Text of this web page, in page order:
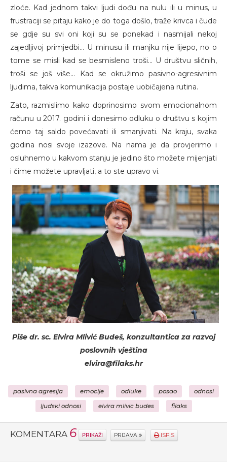
zloće. Kad jednom takvi ljudi dođu na nulu ili u minus, u
frustraciji se pitaju kako je do toga došlo, traže krivca i čude
se gdje su svi oni koji su se ponekad i nasmijali nekoj
zajedljivoj primjedbi... U minusu ili manjku nije lijepo, no o
tome se misli kad se besmisleno troši... U društvu sličnih,
troši se još više... Kad se okružimo pasivno-agresivnim
ljudima, takva komunikacija postaje uobičajena rutina.
Zato, razmislimo kako doprinosimo svom emocionalnom
računu u 2017. godini i donesimo odluku o društvu s kojim
ćemo taj saldo povećavati ili smanjivati. Na kraju, svaka
godina nosi svoje izazove. Na nama je da provjerimo i
osluhnemo u kakvom stanju je jedino što možete mijenjati
i čime možete upravljati, a to ste upravo vi.
Piše dr. sc. Elvira Mlivić Budeš, konzultantica za razvoj
poslovnih vještina
elvira@filaks.hr
pasivna agresija emocije odluke posao odnosi
ljudski odnosi elvira mlivic budes filaks
KOMENTARA 6 PRIKAŽI PRIJAVA ISPIS